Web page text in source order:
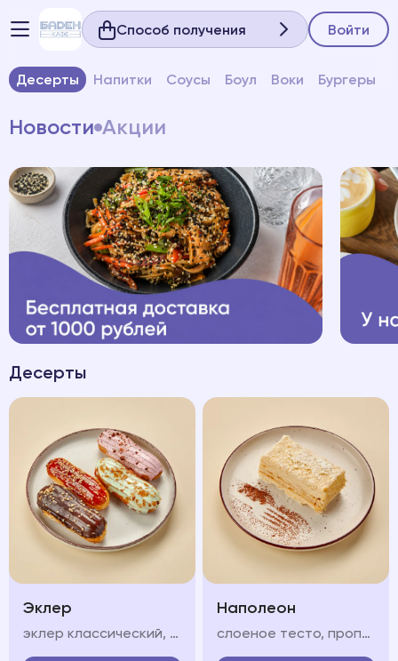
Способ получения Войти
Десерты Напитки Соусы Боул Воки Бургеры
Новости Акции
Десерты
Эклер
эклер классический, соленая карамель, фисташковый, клубничный (на выбор)
Наполеон
слоеное тесто, пропитанное нежным крем-чиз